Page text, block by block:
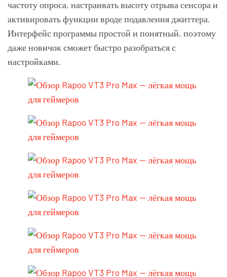
частоту опроса, настраивать высоту отрыва сенсора и
активировать функции вроде подавления джиттера.
Интерфейс программы простой и понятный, поэтому
даже новичок сможет быстро разобраться с
настройками.